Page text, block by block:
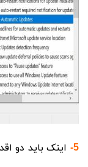
5-
اینک باید دو